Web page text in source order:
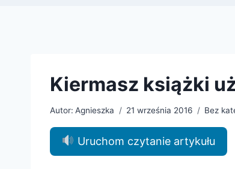
Kiermasz książki
Autor: Agnieszka 21 września 2016 Bez
Uruchom czytanie artykułu